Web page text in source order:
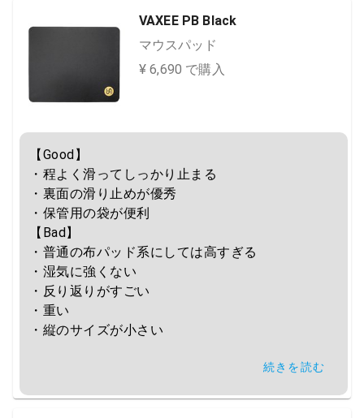
VAXEE PB Black
マウスパッド
¥ 6,690 で購入
【Good】
・程よく滑ってしっかり止まる
・裏面の滑り止めが優秀
・保管用の袋が便利
【Bad】
・普通の布パッド系にしては高すぎる
・湿気に強くない
・反り返りがすごい
・重い
・縦のサイズが小さい
続きを読む